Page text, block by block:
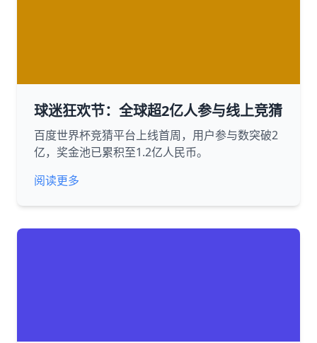
球迷狂欢节：全球超2亿人参与线上竞猜
百度世界杯竞猜平台上线首周，用户参与数突破2
亿，奖金池已累积至1.2亿人民币。
阅读更多